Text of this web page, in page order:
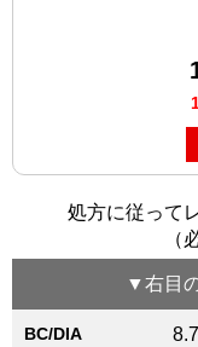
処方に従って
（
▼右目
BC/DIA